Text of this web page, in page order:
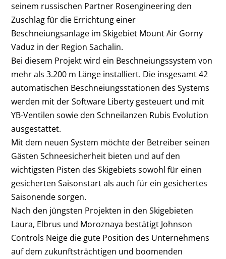
seinem russischen Partner Rosengineering den
Zuschlag für die Errichtung einer
Beschneiungsanlage im Skigebiet Mount Air Gorny
Vaduz in der Region Sachalin.
Bei diesem Projekt wird ein Beschneiungssystem von
mehr als 3.200 m Länge installiert. Die insgesamt 42
automatischen Beschneiungsstationen des Systems
werden mit der Software Liberty gesteuert und mit
YB-Ventilen sowie den Schneilanzen Rubis Evolution
ausgestattet.
Mit dem neuen System möchte der Betreiber seinen
Gästen Schneesicherheit bieten und auf den
wichtigsten Pisten des Skigebiets sowohl für einen
gesicherten Saisonstart als auch für ein gesichertes
Saisonende sorgen.
Nach den jüngsten Projekten in den Skigebieten
Laura, Elbrus und Moroznaya bestätigt Johnson
Controls Neige die gute Position des Unternehmens
auf dem zukunftsträchtigen und boomenden